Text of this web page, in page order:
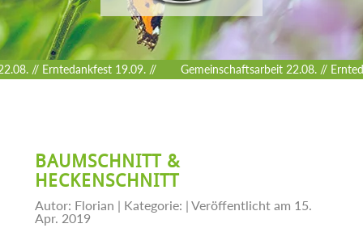
// Erntedankfest 19.09. // Gemeinschaftsarbeit 22.08. //
BAUMSCHNITT &
HECKENSCHNITT
Autor: Florian | Kategorie: | Veröffentlicht am 15.
Apr. 2019